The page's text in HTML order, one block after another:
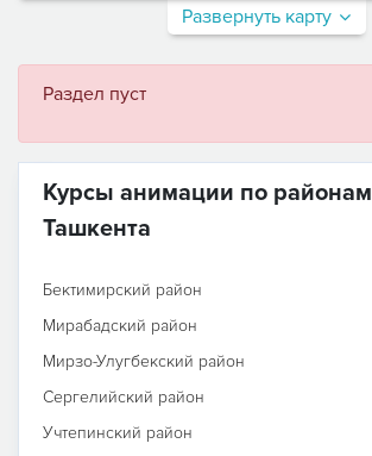
Развернуть карту
Раздел пуст
Курсы анимации по районам
Ташкента
Бектимирский район
Мирабадский район
Мирзо-Улугбекский район
Сергелийский район
Учтепинский район